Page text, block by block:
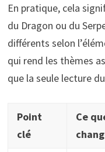
En pratique, cela
du Dragon ou du
différents selon
qui rend les thèmes
que la seule lecture
Point
clé
Ce